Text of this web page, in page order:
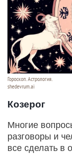
Гороскоп. Астрология.
shedevrum.ai
Козерог
Многие
разговоры и
все сделать в